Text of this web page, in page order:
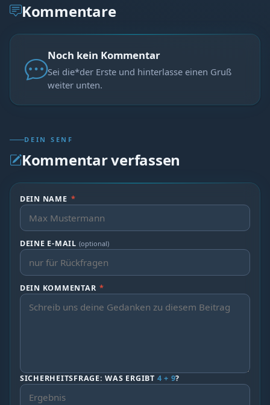
Kommentare
Noch kein Kommentar
Sei die*der Erste und hinterlasse einen Gruß
weiter unten.
DEIN SENF
Kommentar verfassen
DEIN NAME *
DEINE E-MAIL (optional)
DEIN KOMMENTAR *
SICHERHEITSFRAGE: WAS ERGIBT 4 + 9?